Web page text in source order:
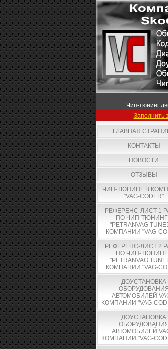
Чип-тюнинг
Заполнить
ГЛАВНАЯ
КОНТАКТЫ
НОВОСТИ
ОТЗЫВЫ
ЧИП-ТЮНИНГ В
"VAG-CODER"
РЕФЕРЕНС-ЛИСТ 1
ПО ЧИП-
"PETRANVAG
КОМПАНИИ "VAG-
РЕФЕРЕНС-ЛИСТ 2
ПО ЧИП-
"PETRANVAG
КОМПАНИИ "VAG-
ДОУСТАНОВКА
ОБОРУДОВАНИЯ
АВТОМОБИЛЕЙ
КОМПАНИИ "VAG-
ДОУСТАНОВКА
ОБОРУДОВАНИЯ
АВТОМОБИЛЕЙ
КОМПАНИИ "VAG-